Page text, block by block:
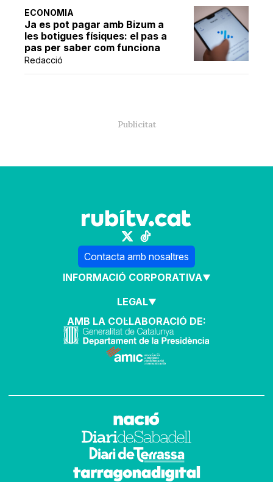
ECONOMIA
Ja es pot pagar amb Bizum a
les botigues físiques: el pas a
pas per saber com funciona
Redacció
Contacta amb nosaltres
INFORMACIÓ CORPORATIVA
LEGAL
AMB LA COL·LABORACIÓ DE: